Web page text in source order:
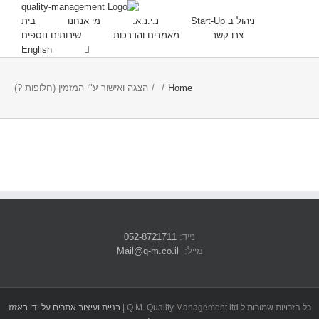
בית מי אנחנו נ.י.נ.א.
ניהול ב Start-Up
שירותים נוספים
מאמרים והדרכות
צרו קשר
English
Home
/
/ הצגה ואישור ע"י המזמין (חלופות ?)
נייד: 052-8721711
מייל:
Mail@q-m.co.il
כל הזכויות שמורות ל Q.M. Quality Management ltd |
בניית ועיצוב אתרים על ידי באזזז